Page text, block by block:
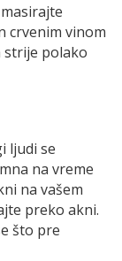
crvenim vinom
strije polako
ljudi se
na vreme
na vašem
preko akni.
što pre